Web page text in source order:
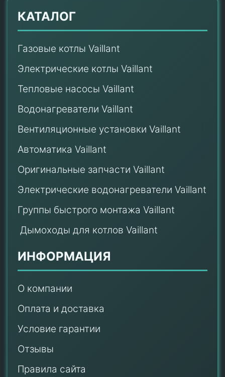
КАТАЛОГ
Газовые котлы Vaillant
Электрические котлы Vaillant
Тепловые насосы Vaillant
Водонагреватели Vaillant
Вентиляционные установки Vaillant
Автоматика Vaillant
Оригинальные запчасти Vaillant
Электрические водонагреватели Vaillant
Группы быстрого монтажа Vaillant
Дымоходы для котлов Vaillant
ИНФОРМАЦИЯ
О компании
Оплата и доставка
Условие гарантии
Отзывы
Правила сайта